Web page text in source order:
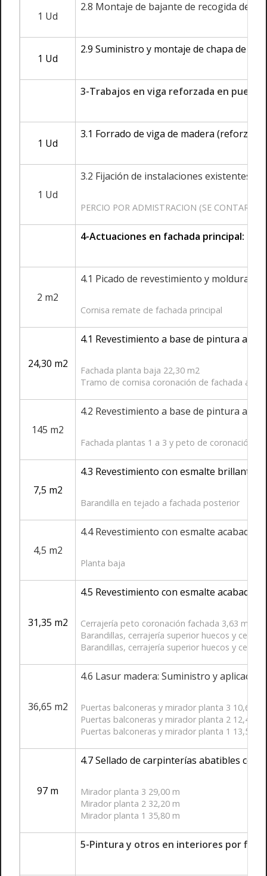
1 Ud
2.8 Montaje de bajante de recogida de
1 Ud
2.9 Suministro y montaje de chapa de
3-Trabajos en viga reforzada en puerta
1 Ud
3.1 Forrado de viga de madera
1 Ud
3.2 Fijación de instalaciones existentes
PERCIO POR ADMISTRACION (SE
4-Actuaciones en fachada principal:
2 m2
4.1 Picado de revestimiento y moldura
Cornisa remate de fachada principal
24,30 m2
4.1 Revestimiento a base de pintura
Fachada planta baja 22,30 m2
Tramo de cornisa coronación de fachada a
145 m2
4.2 Revestimiento a base de pintura
Fachada plantas 1 a 3 y peto de coronación
7,5 m2
4.3 Revestimiento con esmalte brillante
Barandilla en tejado a fachada posterior
4,5 m2
4.4 Revestimiento con esmalte acabado
Planta baja
31,35 m2
4.5 Revestimiento con esmalte acabado
Cerrajería peto coronación fachada 3,63 m2
Barandillas, cerrajería superior huecos y
Barandillas, cerrajería superior huecos y
36,65 m2
4.6 Lasur madera: Suministro y
Puertas balconeras y mirador planta 3 10,67
Puertas balconeras y mirador planta 2 12,44
Puertas balconeras y mirador planta 1 13,54
97 m
4.7 Sellado de carpinterías abatibles con
Mirador planta 3 29,00 m
Mirador planta 2 32,20 m
Mirador planta 1 35,80 m
5-Pintura y otros en interiores por